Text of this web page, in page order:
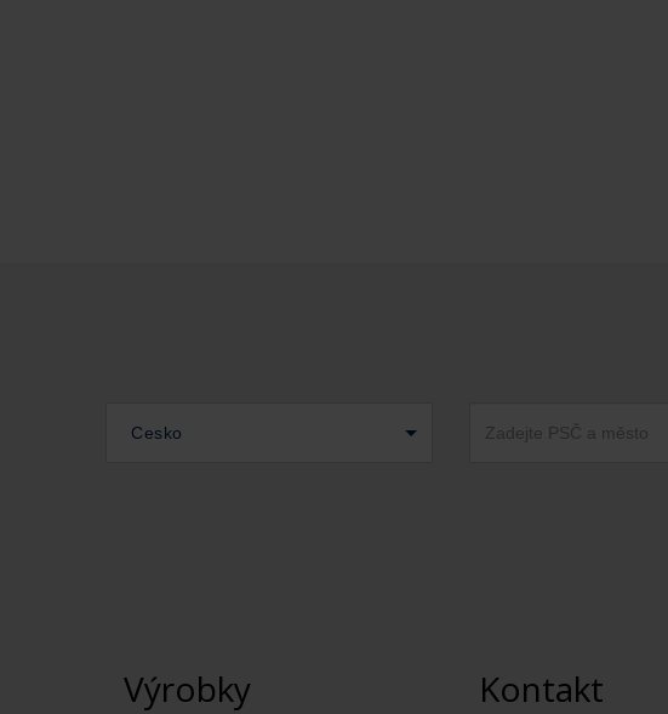
Cesko
Výrobky Kontakt